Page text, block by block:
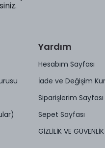
Yardım
Hesabım Sayfası
İade ve Değişim
Siparişlerim Sayfası
Sepet Sayfası
GİZLİLİK VE